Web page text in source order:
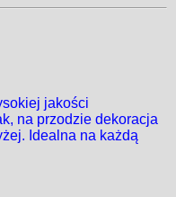
jakości
na przodzie dekoracja
Idealna na każdą